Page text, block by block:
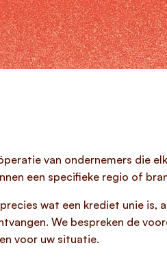
van ondernemers die
een specifieke regio of
wat een krediet unie is,
We bespreken de
voor uw situatie.